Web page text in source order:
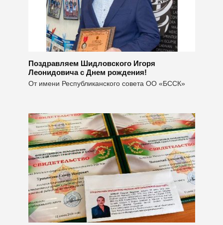
Поздравляем Шидловского Игоря
Леонидовича с Днем рождения!
От имени Республиканского совета ОО «БССК»